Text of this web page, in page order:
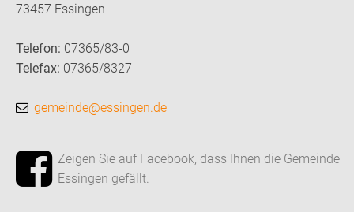
73457 Essingen
Telefon: 07365/83-0
Telefax: 07365/8327
gemeinde@essingen.de
Zeigen Sie auf Facebook, dass Ihnen die Gemeinde
Essingen gefällt.